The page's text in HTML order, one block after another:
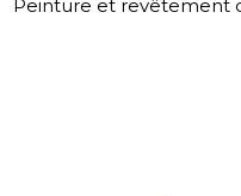
Peinture et revêtement